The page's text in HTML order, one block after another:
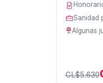
Sanidad
Algunas
CL$5.630